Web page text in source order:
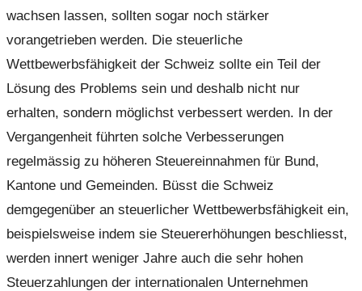
wachsen lassen, sollten sogar noch stärker
vorangetrieben werden. Die steuerliche
Wettbewerbsfähigkeit der Schweiz sollte ein Teil der
Lösung des Problems sein und deshalb nicht nur
erhalten, sondern möglichst verbessert werden. In der
Vergangenheit führten solche Verbesserungen
regelmässig zu höheren Steuereinnahmen für Bund,
Kantone und Gemeinden. Büsst die Schweiz
demgegenüber an steuerlicher Wettbewerbsfähigkeit ein,
beispielsweise indem sie Steuererhöhungen beschliesst,
werden innert weniger Jahre auch die sehr hohen
Steuerzahlungen der internationalen Unternehmen